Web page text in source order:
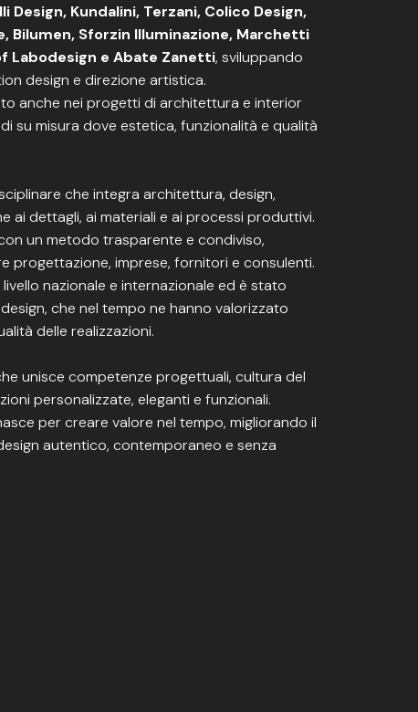
Design, Kundalini, Terzani, Colico Design,
Bilumen, Sforzin Illuminazione, Marchetti
Labodesign e Abate Zanetti, sviluppando
design e direzione artistica.
anche nei progetti di architettura e interior
su misura dove estetica, funzionalità e qualità
che integra architettura, design,
ai dettagli, ai materiali e ai processi produttivi.
un metodo trasparente e condiviso,
imprese, fornitori e consulenti.
nazionale e internazionale ed è stato
che nel tempo ne hanno valorizzato
delle realizzazioni.
unisce competenze progettuali, cultura del
personalizzate, eleganti e funzionali.
per creare valore nel tempo, migliorando il
autentico, contemporaneo e senza